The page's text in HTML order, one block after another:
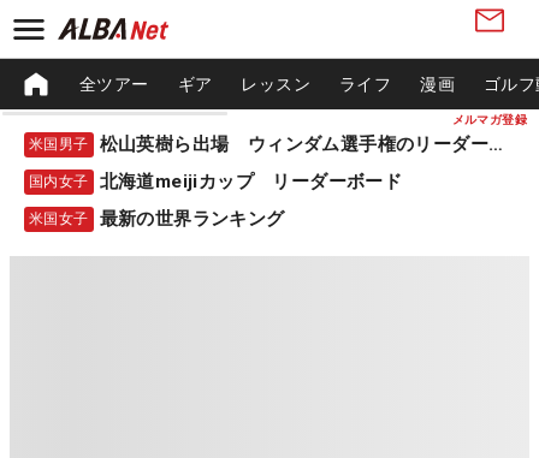
メルマガ登録
全ツアー ギア レッスン ライフ 漫画 ゴル
米国男子 松山英樹ら出場 ウィンダム選手権のリーダーボード
国内女子 北海道meijiカップ リーダーボード
米国女子 最新の世界ランキング